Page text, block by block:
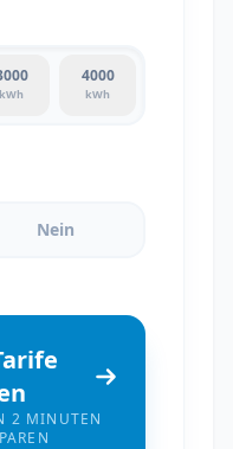
kWh
4000
kWh
Nein
2 MINUTEN